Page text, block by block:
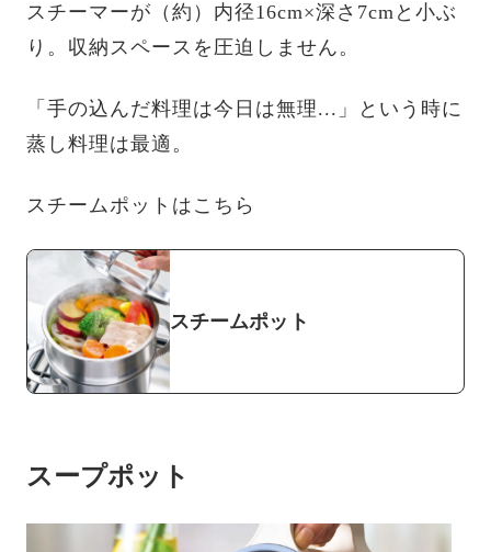
スチーマーが（約）内径16cm×深さ7cmと小ぶ
り。収納スペースを圧迫しません。
「手の込んだ料理は今日は無理...」という時に
蒸し料理は最適。
スチームポットはこちら
スチームポット
スープポット